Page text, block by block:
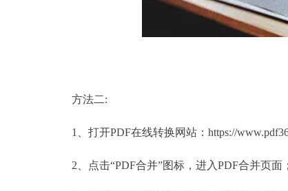
方法二:
1、打开PDF在线转换网站：https://
2、点击“PDF合并”图标，进入PDF合并页面；